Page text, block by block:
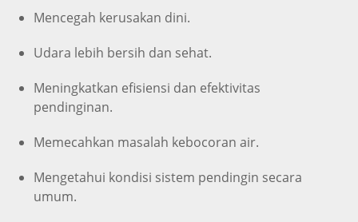
Mencegah kerusakan dini.
Udara lebih bersih dan sehat.
Meningkatkan efisiensi dan efektivitas
pendinginan.
Memecahkan masalah kebocoran air.
Mengetahui kondisi sistem pendingin secara
umum.